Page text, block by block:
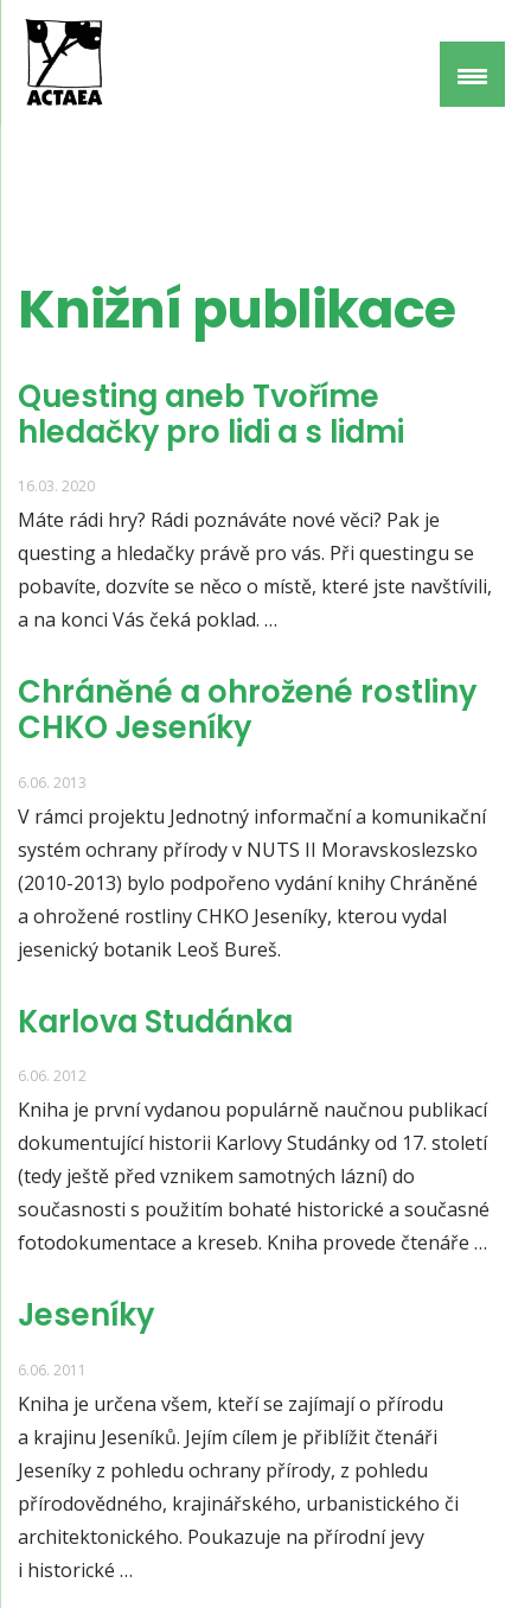
Knižní publikace
Questing aneb Tvoříme
hledačky pro lidi a s lidmi
16.03. 2020
Máte rádi hry? Rádi poznáváte nové věci? Pak je
questing a hledačky právě pro vás. Při questingu se
pobavíte, dozvíte se něco o místě, které jste navštívili,
a na konci Vás čeká poklad. …
Chráněné a ohrožené rostliny
CHKO Jeseníky
6.06. 2013
V rámci projektu Jednotný informační a komunikační
systém ochrany přírody v NUTS II Moravskoslezsko
(2010-2013) bylo podpořeno vydání knihy Chráněné
a ohrožené rostliny CHKO Jeseníky, kterou vydal
jesenický botanik Leoš Bureš.
Karlova Studánka
6.06. 2012
Kniha je první vydanou populárně naučnou publikací
dokumentující historii Karlovy Studánky od 17. století
(tedy ještě před vznikem samotných lázní) do
současnosti s použitím bohaté historické a současné
fotodokumentace a kreseb. Kniha provede čtenáře …
Jeseníky
6.06. 2011
Kniha je určena všem, kteří se zajímají o přírodu
a krajinu Jeseníků. Jejím cílem je přiblížit čtenáři
Jeseníky z pohledu ochrany přírody, z pohledu
přírodovědného, krajinářského, urbanistického či
architektonického. Poukazuje na přírodní jevy
i historické …